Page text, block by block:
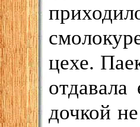
цехе.
дочкой